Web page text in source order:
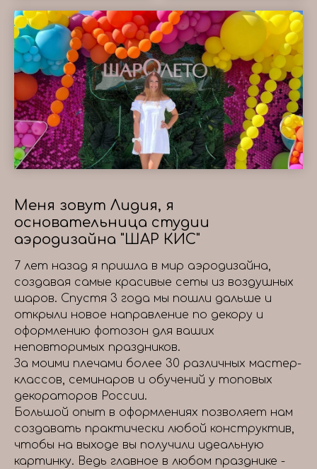
Меня зовут Лидия, я
основательница студии
аэродизайна "ШАР КИС"
7 лет назад я пришла в мир аэродизайна,
создавая самые красивые сеты из воздушных
шаров. Спустя 3 года мы пошли дальше и
открыли новое направление по декору и
оформлению фотозон для ваших
неповторимых праздников.
За моими плечами более 30 различных мастер-
классов, семинаров и обучений у топовых
декораторов России.
Большой опыт в оформлениях позволяет нам
создавать практически любой конструктив,
чтобы на выходе вы получили идеальную
картинку. Ведь главное в любом празднике -